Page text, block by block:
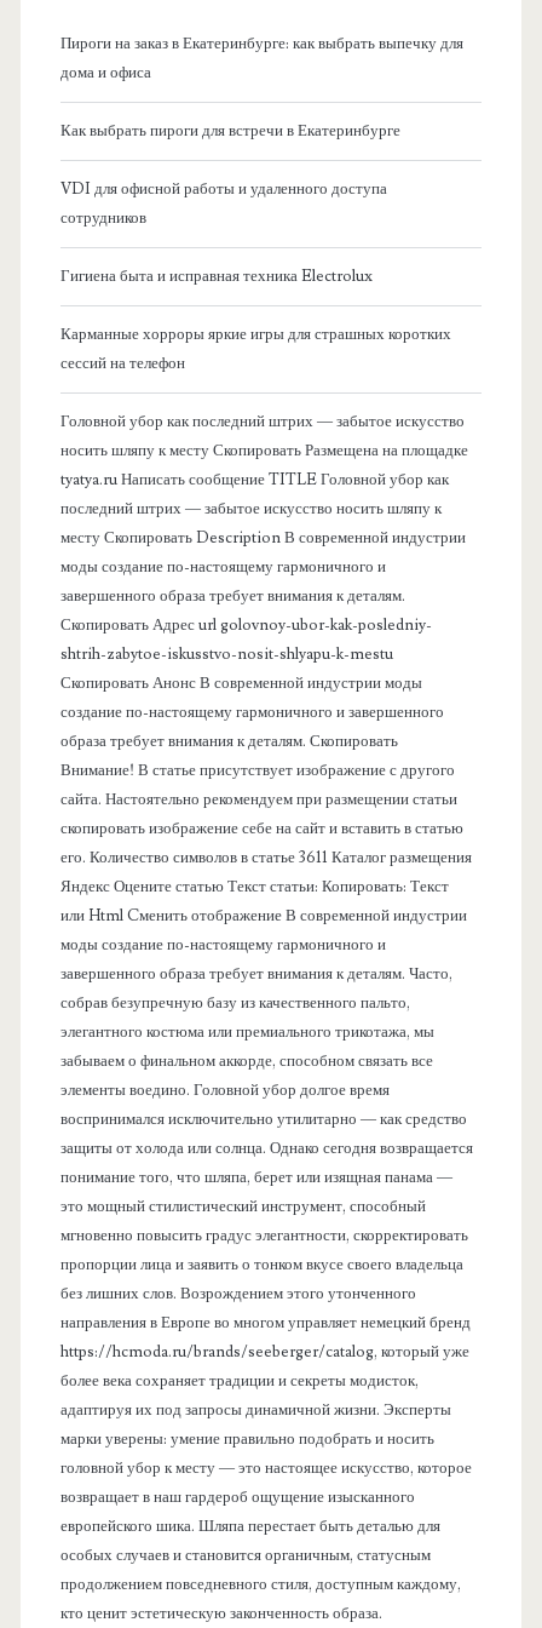
Пироги на заказ в Екатеринбурге: как выбрать выпечку для
дома и офиса
Как выбрать пироги для встречи в Екатеринбурге
VDI для офисной работы и удаленного доступа
сотрудников
Гигиена быта и исправная техника Electrolux
Карманные хорроры яркие игры для страшных коротких
сессий на телефон
Головной убор как последний штрих — забытое искусство
носить шляпу к месту Скопировать Размещена на площадке
tyatya.ru Написать сообщение TITLE Головной убор как
последний штрих — забытое искусство носить шляпу к
месту Скопировать Description В современной индустрии
моды создание по-настоящему гармоничного и
завершенного образа требует внимания к деталям.
Скопировать Адрес url golovnoy-ubor-kak-posledniy-
shtrih-zabytoe-iskusstvo-nosit-shlyapu-k-mestu
Скопировать Анонс В современной индустрии моды
создание по-настоящему гармоничного и завершенного
образа требует внимания к деталям. Скопировать
Внимание! В статье присутствует изображение с другого
сайта. Настоятельно рекомендуем при размещении статьи
скопировать изображение себе на сайт и вставить в статью
его. Количество символов в статье 3611 Каталог размещения
Яндекс Оцените статью Текст статьи: Копировать: Текст
или Html Cменить отображение В современной индустрии
моды создание по-настоящему гармоничного и
завершенного образа требует внимания к деталям. Часто,
собрав безупречную базу из качественного пальто,
элегантного костюма или премиального трикотажа, мы
забываем о финальном аккорде, способном связать все
элементы воедино. Головной убор долгое время
воспринимался исключительно утилитарно — как средство
защиты от холода или солнца. Однако сегодня возвращается
понимание того, что шляпа, берет или изящная панама —
это мощный стилистический инструмент, способный
мгновенно повысить градус элегантности, скорректировать
пропорции лица и заявить о тонком вкусе своего владельца
без лишних слов. Возрождением этого утонченного
направления в Европе во многом управляет немецкий бренд
https://hcmoda.ru/brands/seeberger/catalog, который уже
более века сохраняет традиции и секреты модисток,
адаптируя их под запросы динамичной жизни. Эксперты
марки уверены: умение правильно подобрать и носить
головной убор к месту — это настоящее искусство, которое
возвращает в наш гардероб ощущение изысканного
европейского шика. Шляпа перестает быть деталью для
особых случаев и становится органичным, статусным
продолжением повседневного стиля, доступным каждому,
кто ценит эстетическую законченность образа.